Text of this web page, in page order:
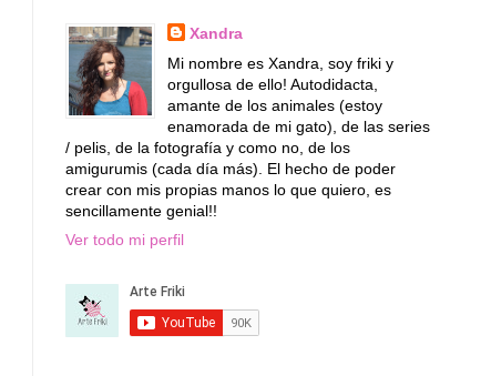
Xandra
Mi nombre es Xandra, soy friki y
orgullosa de ello! Autodidacta,
amante de los animales (estoy
enamorada de mi gato), de las series
/ pelis, de la fotografía y como no, de los
amigurumis (cada día más). El hecho de poder
crear con mis propias manos lo que quiero, es
sencillamente genial!!
Ver todo mi perfil